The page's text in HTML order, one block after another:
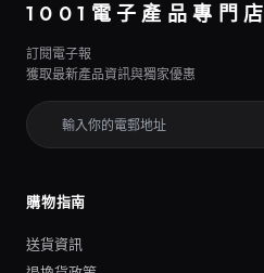
1001電子產品專門店
訂閱電子報
獲取最新產品資訊與獨家優惠
購物指南
送貨資訊